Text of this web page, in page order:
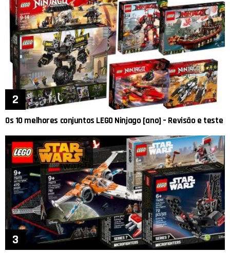
Os 10 melhores conjuntos LEGO Ninjago [ano] – Revisão e teste